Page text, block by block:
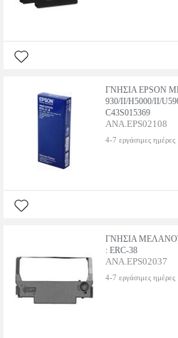
ΓΝΗΣΙΑ EPSON
930/II/H5000/II/
C43S015369
ANA.EPS02108
4-7 εργάσιμες ημέρες
ΓΝΗΣΙΑ
: ERC-38
ANA.EPS02037
4-7 εργάσιμες ημέρες